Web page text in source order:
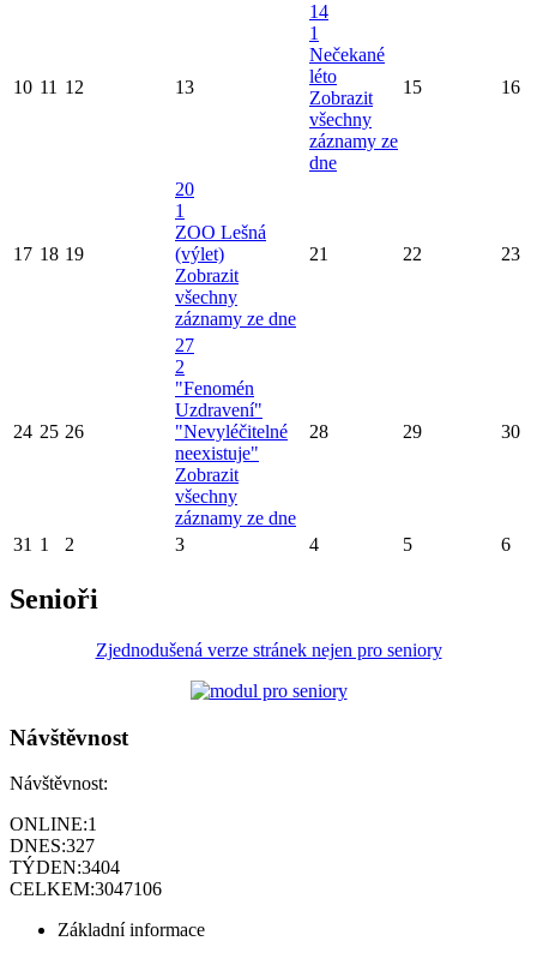
10 11 12 13
14
1
Nečekané
léto
Zobrazit
všechny
záznamy ze
dne
15 16
17 18 19
20
1
ZOO Lešná
(výlet)
Zobrazit
všechny
záznamy ze dne
21 22 23
24 25 26
27
2
"Fenomén
Uzdravení"
"Nevyléčitelné
neexistuje"
Zobrazit
všechny
záznamy ze dne
28 29 30
31 1 2 3 4 5 6
Senioři
Zjednodušená verze stránek nejen pro seniory
Návštěvnost
Návštěvnost:
ONLINE:1
DNES:327
TÝDEN:3404
CELKEM:3047106
Základní informace